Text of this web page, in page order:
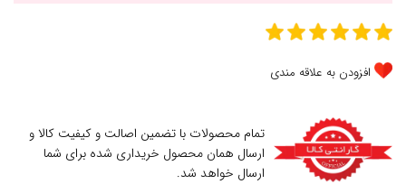
افزودن به علاقه مندی
تمام محصولات با تضمین اصالت و کیفیت کالا و
ارسال همان محصول خریداری شده برای شما
ارسال خواهد شد.